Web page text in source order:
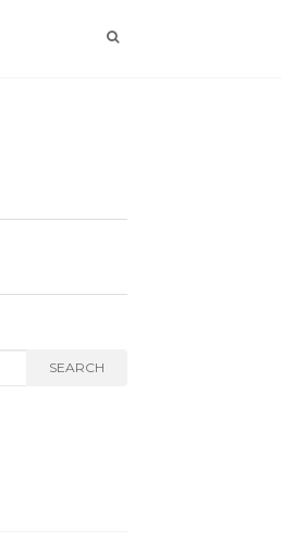
SEARCH